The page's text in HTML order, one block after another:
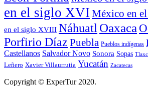
en el siglo XVI México en
en el siglo XVIII Náhuatl Oaxaca
Porfirio Díaz Puebla Pueblos indígenas
Castellanos Salvador Novo Sonora Sopas
Leñero Xavier Villaurrutia Yucatán Zacatecas
Copyright © ExperTur 2020.